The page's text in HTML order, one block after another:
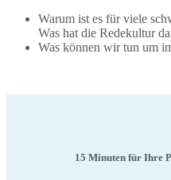
Warum ist es für viele
Was hat die Redekultur
Was können wir tun um
15 Minuten für Ihre